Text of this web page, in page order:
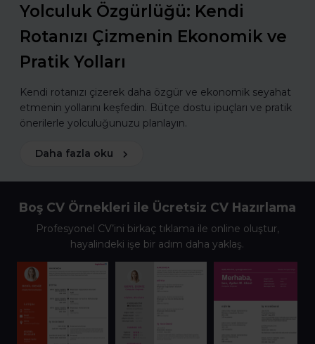
Yolculuk Özgürlüğü: Kendi
Rotanızı Çizmenin Ekonomik ve
Pratik Yolları
Kendi rotanızı çizerek daha özgür ve ekonomik seyahat
etmenin yollarını keşfedin. Bütçe dostu ipuçları ve pratik
önerilerle yolculuğunuzu planlayın.
Daha fazla oku
Boş CV Örnekleri ile Ücretsiz CV Hazırlama
Profesyonel CV’ini birkaç tıklama ile online oluştur,
hayalindeki işe bir adım daha yaklaş.